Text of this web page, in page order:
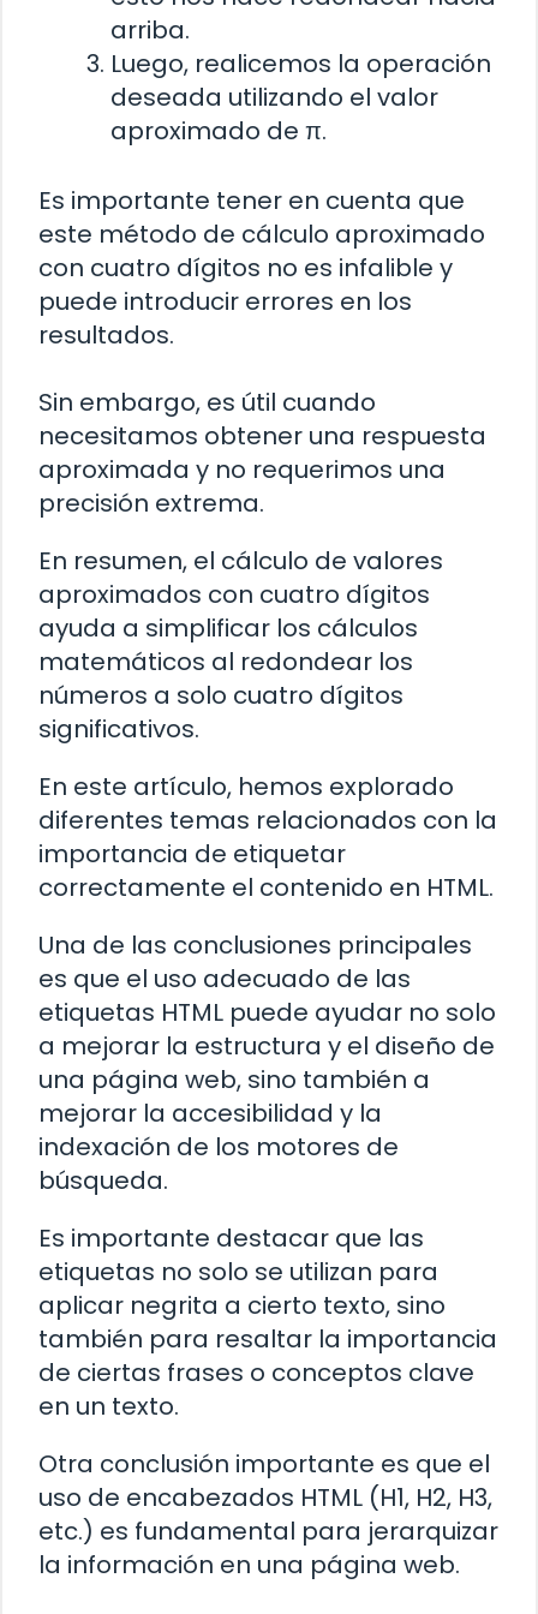
arriba.
Luego, realicemos la operación
deseada utilizando el valor
aproximado de π.
Es importante tener en cuenta que
este método de cálculo aproximado
con cuatro dígitos no es infalible y
puede introducir errores en los
resultados.
Sin embargo, es útil cuando
necesitamos obtener una respuesta
aproximada y no requerimos una
precisión extrema.
En resumen, el cálculo de valores
aproximados con cuatro dígitos
ayuda a simplificar los cálculos
matemáticos al redondear los
números a solo cuatro dígitos
significativos.
En este artículo, hemos explorado
diferentes temas relacionados con la
importancia de etiquetar
correctamente el contenido en HTML.
Una de las conclusiones principales
es que el uso adecuado de las
etiquetas HTML puede ayudar no solo
a mejorar la estructura y el diseño de
una página web, sino también a
mejorar la accesibilidad y la
indexación de los motores de
búsqueda.
Es importante destacar que las
etiquetas no solo se utilizan para
aplicar negrita a cierto texto, sino
también para resaltar la importancia
de ciertas frases o conceptos clave
en un texto.
Otra conclusión importante es que el
uso de encabezados HTML (H1, H2, H3,
etc.) es fundamental para jerarquizar
la información en una página web.